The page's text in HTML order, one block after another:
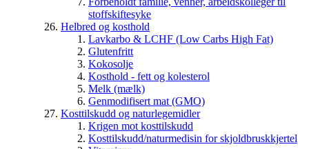
stoffskiftesyke
Helbred og kosthold
Lavkarbo & LCHF (Low Carbs High Fat)
Glutenfritt
Kokosolje
Kosthold - fett og kolesterol
Melk (mælk)
Genmodifisert mat (GMO)
Kosttilskudd og naturlegemidler
Krigen mot kosttilskudd
Kosttilskudd/naturmedisin for skjoldbruskkjertel